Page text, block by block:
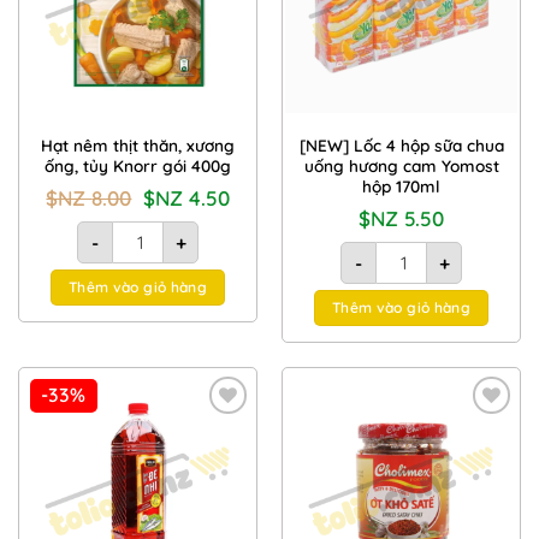
Hạt nêm thịt thăn, xương
ống, tủy Knorr gói 400g
$NZ8.00 Giá
gốc
là:
$NZ
8.00.
$NZ 4.50Giá
hiện
-
Hạt nêm thịt thăn, xương ống, tủy Knorr gói 400g số lượng
+
Thêm vào giỏ hàng
[NEW] Lốc 4 hộp sữa chua
uống hương cam Yomost
hộp 170ml
$NZ 5.50
-
[NEW] Lốc 4 hộp sữa
+
Thêm vào giỏ hàng
-33%
Wishlist
Add to
Wishlist